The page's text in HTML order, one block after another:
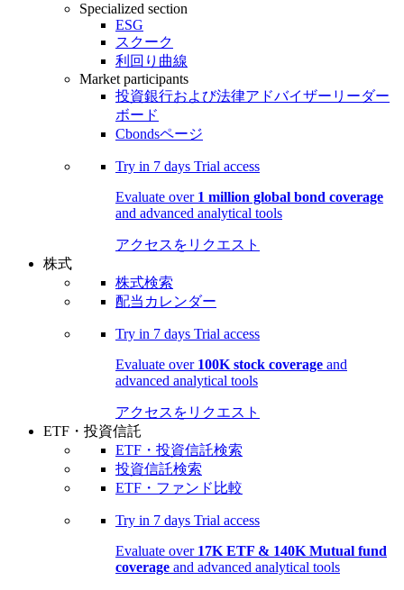
Specialized section
ESG
スクーク
利回り曲線
Market participants
投資銀行および法律アドバイザーリーダー
ボード
Cbondsページ
Try in 7 days Trial access
Evaluate over 1 million global bond coverage
and advanced analytical tools
アクセスをリクエスト
株式
株式検索
配当カレンダー
Try in 7 days Trial access
Evaluate over 100K stock coverage and
advanced analytical tools
アクセスをリクエスト
ETF・投資信託
ETF・投資信託検索
投資信託検索
ETF・ファンド比較
Try in 7 days Trial access
Evaluate over 17K ETF & 140K Mutual fund
coverage and advanced analytical tools